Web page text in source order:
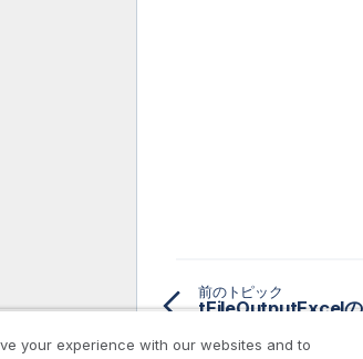
前のトピック
tFileOutputExcel
your experience with our websites and to